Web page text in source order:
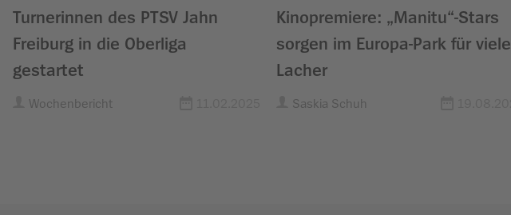
Turnerinnen des PTSV Jahn
Freiburg in die Oberliga
gestartet
Wochenbericht
Kinopremiere: „Manitu“-Stars
sorgen im Europa-Park für viele
Lacher
Saskia Schuh